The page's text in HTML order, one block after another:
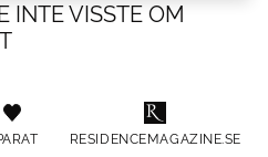
INTE VISSTE OM
RESIDENCEMAGAZINE.SE